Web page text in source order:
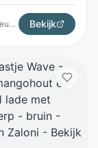
Stylemeubels Bekijk